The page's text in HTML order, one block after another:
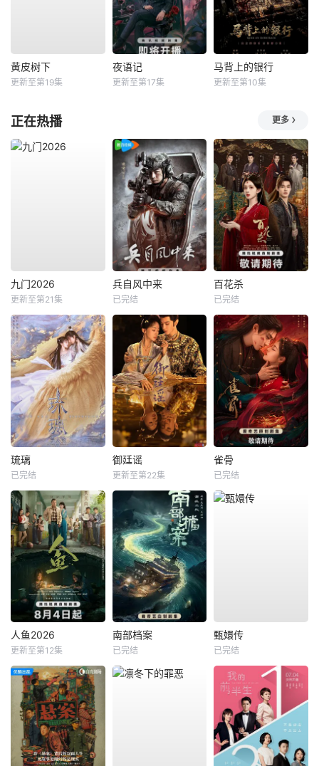
黄皮树下
更新至第19集
夜语记
更新至第17集
马背上的银行
更新至第10集
正在热播 更多
九门2026
更新至第21集
兵自风中来
已完结
百花杀
已完结
琉璃
已完结
御廷谣
更新至第22集
雀骨
已完结
人鱼2026
更新至第12集
南部档案
已完结
甄嬛传
已完结